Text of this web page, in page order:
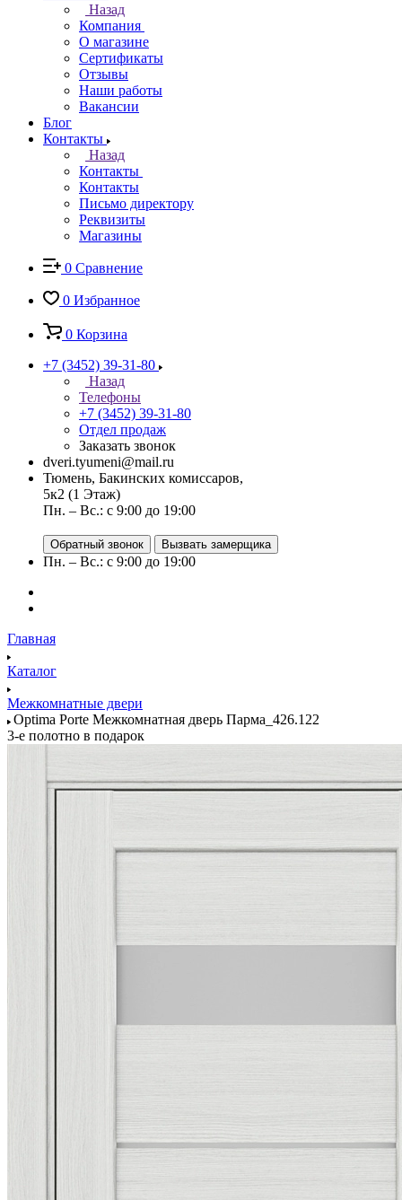
Назад
Компания
О магазине
Сертификаты
Отзывы
Наши работы
Вакансии
Блог
Контакты
Назад
Контакты
Контакты
Письмо директору
Реквизиты
Магазины
0 Сравнение
0 Избранное
0 Корзина
+7 (3452) 39-31-80
Назад
Телефоны
+7 (3452) 39-31-80
Отдел продаж
Заказать звонок
dveri.tyumeni@mail.ru
Тюмень, Бакинских комиссаров,
5к2 (1 Этаж)
Пн. – Вс.: с 9:00 до 19:00
Обратный звонок Вызвать замерщика
Пн. – Вс.: с 9:00 до 19:00
Главная
Каталог
Межкомнатные двери
Optima Porte Межкомнатная дверь Парма_426.122
3-е полотно в подарок